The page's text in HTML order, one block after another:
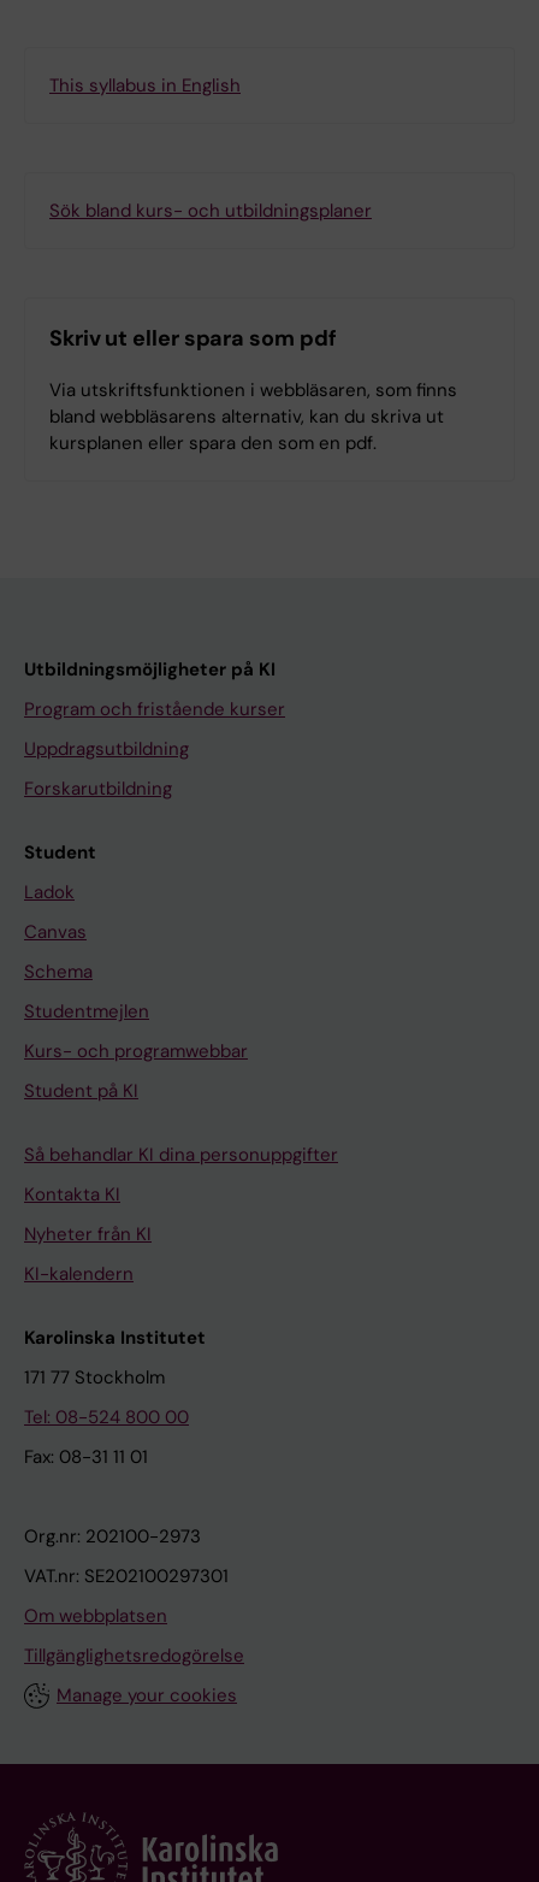
This syllabus in English
Sök bland kurs- och utbildningsplaner
Skriv ut eller spara som pdf
Via utskriftsfunktionen i webbläsaren, som finns
bland webbläsarens alternativ, kan du skriva ut
kursplanen eller spara den som en pdf.
Utbildningsmöjligheter på KI
Program och fristående kurser
Uppdragsutbildning
Forskarutbildning
Student
Ladok
Canvas
Schema
Studentmejlen
Kurs- och programwebbar
Student på KI
Så behandlar KI dina personuppgifter
Kontakta KI
Nyheter från KI
KI-kalendern
Karolinska Institutet
171 77 Stockholm
Tel: 08-524 800 00
Fax: 08-31 11 01
Org.nr: 202100-2973
VAT.nr: SE202100297301
Om webbplatsen
Tillgänglighetsredogörelse
Manage your cookies